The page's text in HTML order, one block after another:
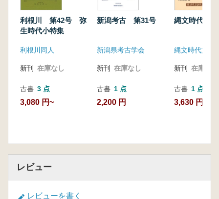
利根川 第42号 弥
生時代小特集
利根川同人
新刊 在庫なし
古書 3 点
3,080 円~
新潟考古 第31号
新潟県考古学会
新刊 在庫なし
古書 1 点
2,200 円
縄文時代 第
縄文時代文化
新刊 在庫なし
古書 1 点
3,630 円
レビュー
レビューを書く